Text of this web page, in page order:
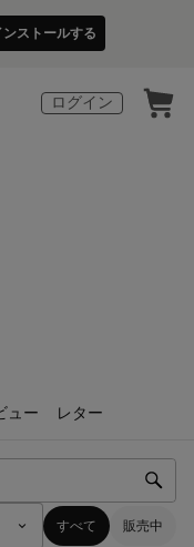
ンストールする
ログイン
ュー レター
すべて 販売中